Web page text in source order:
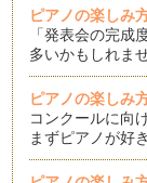
ピアノの楽しみ
「発表会の完
多いかもしれま
ピアノの楽しみ
コンクールに向
まずピアノが好